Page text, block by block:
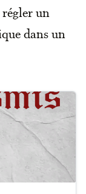
régler un
dans un